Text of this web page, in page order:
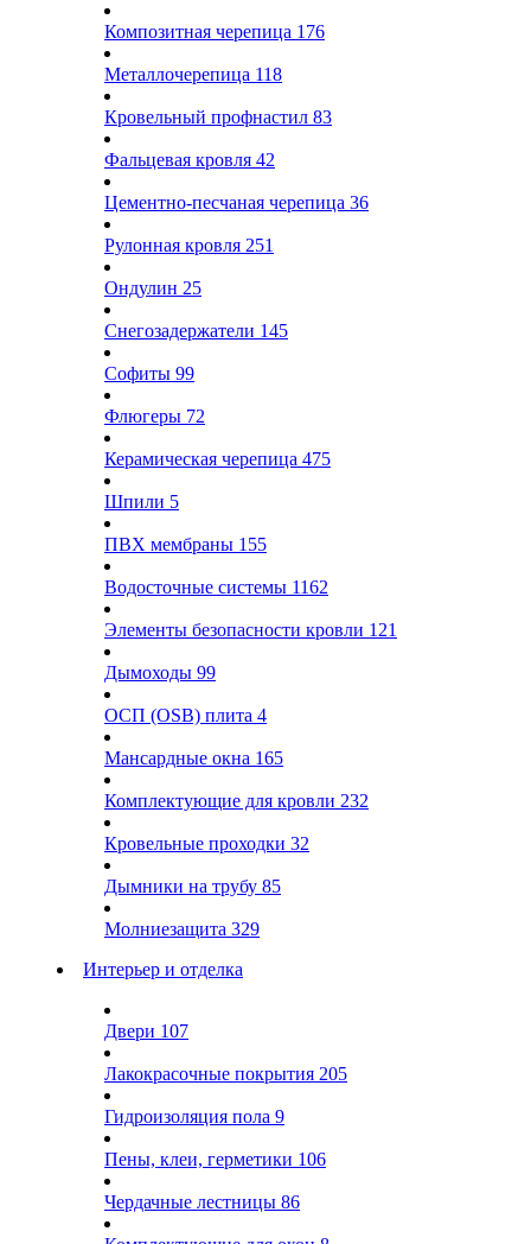
Композитная черепица 176
Металлочерепица 118
Кровельный профнастил 83
Фальцевая кровля 42
Цементно-песчаная черепица 36
Рулонная кровля 251
Ондулин 25
Снегозадержатели 145
Софиты 99
Флюгеры 72
Керамическая черепица 475
Шпили 5
ПВХ мембраны 155
Водосточные системы 1162
Элементы безопасности кровли 121
Дымоходы 99
ОСП (OSB) плита 4
Мансардные окна 165
Комплектующие для кровли 232
Кровельные проходки 32
Дымники на трубу 85
Молниезащита 329
Интерьер и отделка
Двери 107
Лакокрасочные покрытия 205
Гидроизоляция пола 9
Пены, клеи, герметики 106
Чердачные лестницы 86